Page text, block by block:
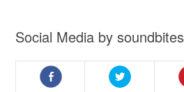
Social Media by soundbites